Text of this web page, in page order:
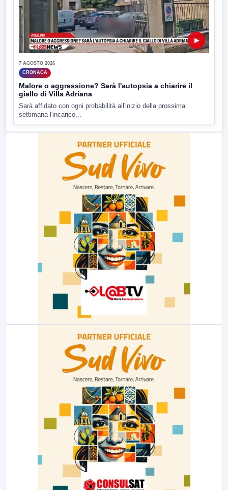
▶
7 AGOSTO 2026
CRONACA
Malore o aggressione? Sarà l'autopsia a chiarire il
giallo di Villa Adriana
Sarà affidato con ogni probabilità all'inizio della prossima
settimana l'incarico...